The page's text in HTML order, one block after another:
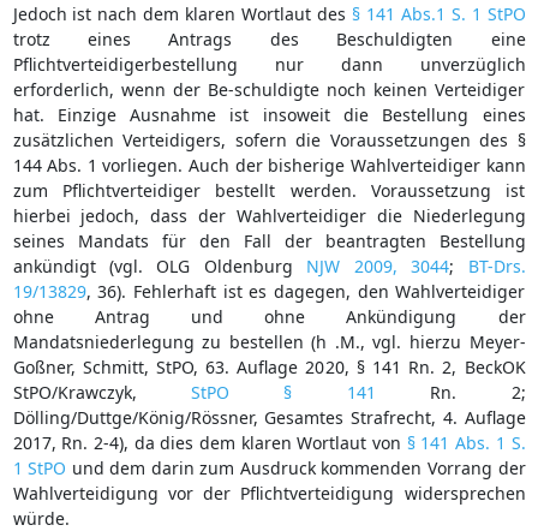
Jedoch ist nach dem klaren Wortlaut des § 141 Abs.1 S. 1 StPO
trotz eines Antrags des Beschuldigten eine
Pflichtverteidigerbestellung nur dann unverzüglich
erforderlich, wenn der Be-schuldigte noch keinen Verteidiger
hat. Einzige Ausnahme ist insoweit die Bestellung eines
zusätzlichen Verteidigers, sofern die Voraussetzungen des §
144 Abs. 1 vorliegen. Auch der bisherige Wahlverteidiger kann
zum Pflichtverteidiger bestellt werden. Voraussetzung ist
hierbei jedoch, dass der Wahlverteidiger die Niederlegung
seines Mandats für den Fall der beantragten Bestellung
ankündigt (vgl. OLG Oldenburg NJW 2009, 3044; BT-Drs.
19/13829, 36). Fehlerhaft ist es dagegen, den Wahlverteidiger
ohne Antrag und ohne Ankündigung der
Mandatsniederlegung zu bestellen (h .M., vgl. hierzu Meyer-
Goßner, Schmitt, StPO, 63. Auflage 2020, § 141 Rn. 2, BeckOK
StPO/Krawczyk, StPO § 141
Rn. 2;
Dölling/Duttge/König/Rössner, Gesamtes Strafrecht, 4. Auflage
2017, Rn. 2-4), da dies dem klaren Wortlaut von § 141 Abs. 1 S.
1 StPO und dem darin zum Ausdruck kommenden Vorrang der
Wahlverteidigung vor der Pflichtverteidigung widersprechen
würde.